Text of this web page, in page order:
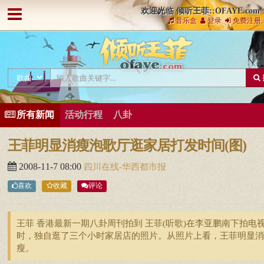
欢迎光临 倾听王菲::OFAYE.com
音乐盒 登录 免费注册
所有新闻 活动行程 八卦
王菲明显消瘦泡歌厅逛家居打发时间(图)
2008-11-7 08:00 四川在线-华西都市报
喜欢 收藏 评论
王菲 香港最新一期八卦周刊拍到 王菲(听歌)在李亚鹏南下拍电
时，独自逛了三个小时家居店的照片。从照片上看，王菲明显消
瘦。